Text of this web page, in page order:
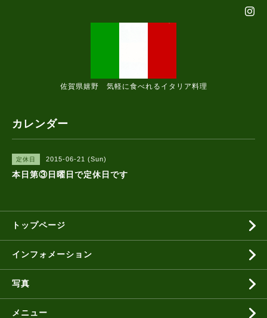
佐賀県嬉野 気軽に食べれるイタリア料理
カレンダー
定休日 2015-06-21 (Sun)
本日第③日曜日で定休日です
トップページ
インフォメーション
写真
メニュー